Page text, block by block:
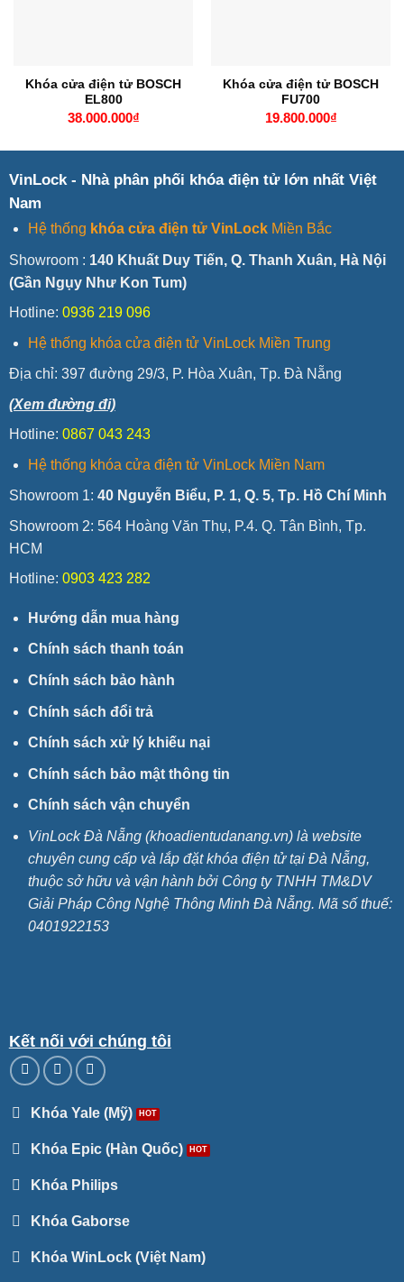
Khóa cửa điện tử BOSCH
EL800
38.000.000₫
Khóa cửa điện tử BOSCH
FU700
19.800.000₫
VinLock - Nhà phân phối khóa điện tử lớn nhất Việt
Nam
Hệ thống khóa cửa điện tử VinLockMiền Bắc
Showroom : 140 Khuất Duy Tiến, Q. Thanh Xuân, Hà Nội
(Gần Ngụy Như Kon Tum)
Hotline: 0936 219 096
Hệ thống khóa cửa điện tử VinLock Miền Trung
Địa chỉ: 397 đường 29/3, P. Hòa Xuân, Tp. Đà Nẵng
(Xem đường đi)
Hotline: 0867 043 243
Hệ thống khóa cửa điện tử VinLock Miền Nam
Showroom 1: 40 Nguyễn Biểu, P. 1, Q. 5, Tp. Hồ Chí Minh
Showroom 2: 564 Hoàng Văn Thụ, P.4. Q. Tân Bình, Tp.
HCM
Hotline: 0903 423 282
Hướng dẫn mua hàng
Chính sách thanh toán
Chính sách bảo hành
Chính sách đổi trả
Chính sách xử lý khiếu nại
Chính sách bảo mật thông tin
Chính sách vận chuyển
VinLock Đà Nẵng (khoadientudanang.vn) là website
chuyên cung cấp và lắp đặt khóa điện tử tại Đà Nẵng,
thuộc sở hữu và vận hành bởi Công ty TNHH TM&DV
Giải Pháp Công Nghệ Thông Minh Đà Nẵng. Mã số thuế:
0401922153
Kết nối với chúng tôi
Khóa Yale (Mỹ)
Khóa Epic (Hàn Quốc)
Khóa Philips
Khóa Gaborse
Khóa WinLock (Việt Nam)